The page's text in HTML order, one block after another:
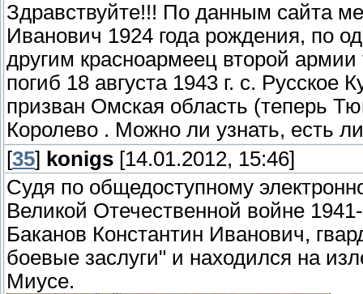
Здравствуйте!!! По данным сайта
Иванович 1924 года рождения, по
другим красноармеец второй армии
погиб 18 августа 1943 г. с.
призван Омская область (теперь
Королево . Можно ли узнать, есть
[35] konigs [14.01.2012, 15:46]
Судя по общедоступному
Великой Отечественной войне 1941-
Баканов Константин Иванович,
боевые заслуги" и находился на
Миусе.